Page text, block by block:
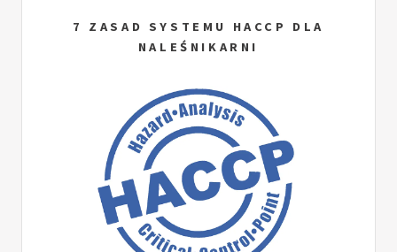
7 ZASAD SYSTEMU HACCP DLA
NALEŚNIKARNI